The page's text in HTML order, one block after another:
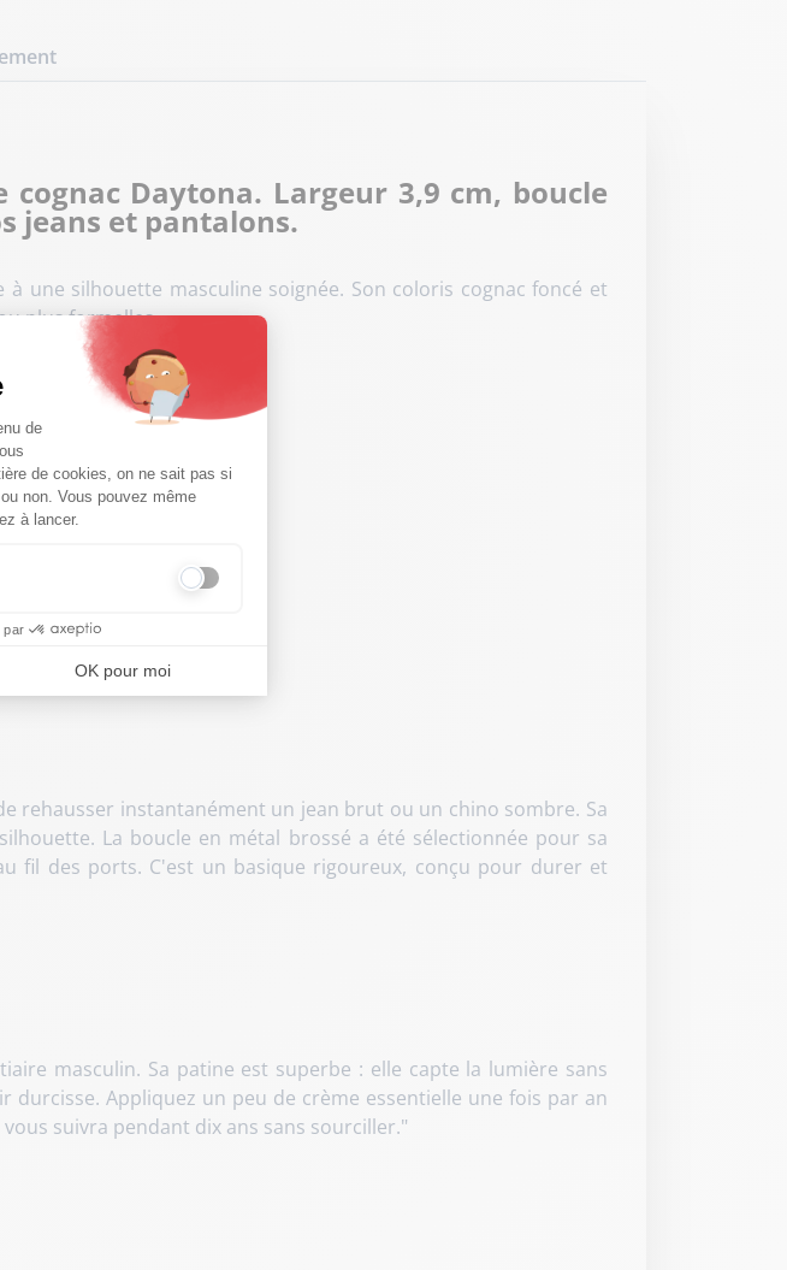
du Consentement : Personnalisez vos Options
de
de cookies, on ne sait pas si
non. Vous pouvez même
à lancer.
par
OK pour moi
Daytona. Largeur 3,9 cm, boucle
jeans et pantalons.
une silhouette masculine soignée. Son coloris cognac foncé et
plus formelles.
rehausser instantanément un jean brut ou un chino sombre. Sa
La boucle en métal brossé a été sélectionnée pour sa
fil des ports. C'est un basique rigoureux, conçu pour durer et
masculin. Sa patine est superbe : elle capte la lumière sans
durcisse. Appliquez un peu de crème essentielle une fois par an
suivra pendant dix ans sans sourciller."